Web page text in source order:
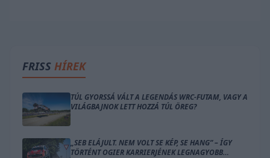
FRISS HÍREK
TÚL GYORSSÁ VÁLT A LEGENDÁS WRC-FUTAM, VAGY A
VILÁGBAJNOK LETT HOZZÁ TÚL ÖREG?
„SEB ELÁJULT. NEM VOLT SE KÉP, SE HANG” – ÍGY
TÖRTÉNT OGIER KARRIERJÉNEK LEGNAGYOBB